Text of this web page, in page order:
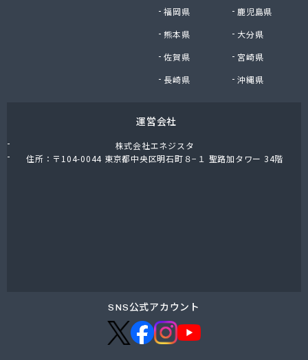
福岡県
鹿児島県
熊本県
大分県
佐賀県
宮崎県
長崎県
沖縄県
運営会社
株式会社エネジスタ
住所：〒104-0044 東京都中央区明石町８−１ 聖路加タワー 34階
SNS公式アカウント